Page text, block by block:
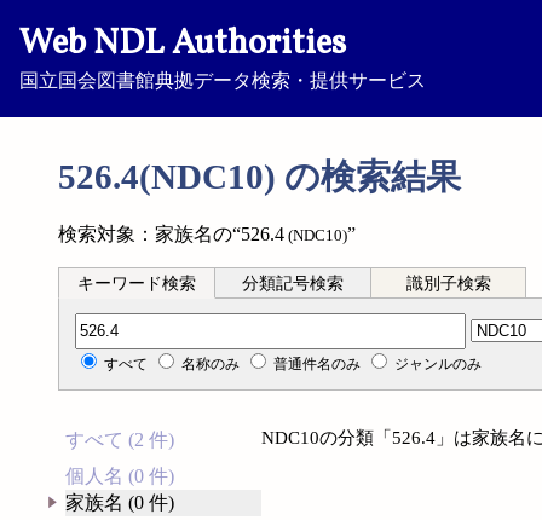
Web NDL Authorities
国立国会図書館典拠データ検索・提供サービス
526.4(NDC10) の検索結果
検索対象：家族名の“526.4 (NDC10)”
キーワード検索 分類記号検索 識別子検索
分類記号検索
すべて 名称のみ 普通件名のみ ジャンルのみ
すべて (2 件)
個人名 (0 件)
家族名 (0 件)
NDC10の分類「526.4」は家族名